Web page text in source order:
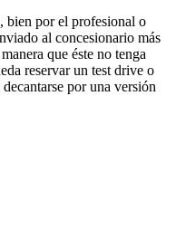
bien por el profesional o
al concesionario más
que éste no tenga
reservar un test drive o
por una versión